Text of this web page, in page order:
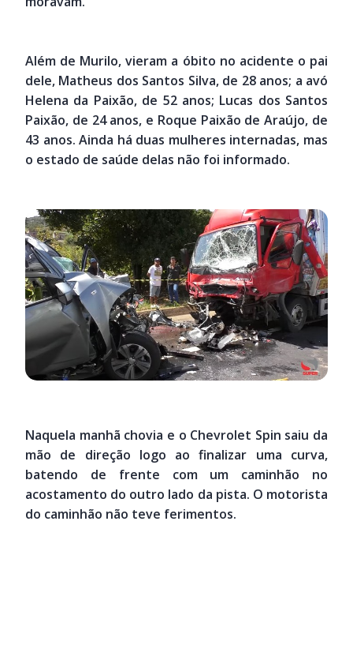
Além de Murilo, vieram a óbito no acidente o pai
dele, Matheus dos Santos Silva, de 28 anos; a avó
Helena da Paixão, de 52 anos; Lucas dos Santos
Paixão, de 24 anos, e Roque Paixão de Araújo, de
43 anos. Ainda há duas mulheres internadas, mas
o estado de saúde delas não foi informado.
Naquela manhã chovia e o Chevrolet Spin saiu da
mão de direção logo ao finalizar uma curva,
batendo de frente com um caminhão no
acostamento do outro lado da pista. O motorista
do caminhão não teve ferimentos.